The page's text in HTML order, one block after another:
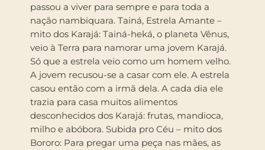
passou a viver para sempre e para toda a
nação nambiquara. Tainá, Estrela Amante –
mito dos Karajá: Tainá-heká, o planeta Vênus,
veio à Terra para namorar uma jovem Karajá.
Só que a estrela veio como um homem velho.
A jovem recusou-se a casar com ele. A estrela
casou então com a irmã dela. A cada dia ele
trazia para casa muitos alimentos
desconhecidos dos Karajá: frutas, mandioca,
milho e abóbora. Subida pro Céu – mito dos
Bororo: Para pregar uma peça nas mães, as